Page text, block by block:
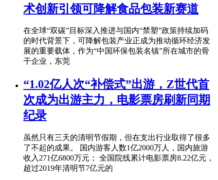
术创新引领可降解食品包装新赛道
在全球“双碳”目标深入推进与国内“禁塑”政策持续加码
的时代背景下，可降解包装产业正成为推动循环经济发
展的重要载体，作为“中国环保包装名镇”所在城市的骨
干企业，东莞
“1.02亿人次“补偿式”出游，Z世代首
次成为出游主力，电影票房刷新同期
纪录
虽然只有三天的清明节假期，但在支出行业取得了很多
了不起的成果。 国内游客人数1亿2000万人，国内旅游
收入271亿6800万元； 全国院线累计电影票房8.22亿元，
超过2019年清明节7亿元的